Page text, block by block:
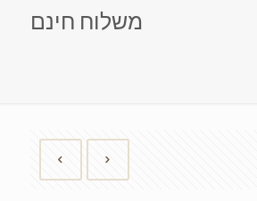
משלוח חינם